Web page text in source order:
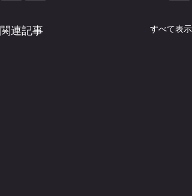
関連記事 すべて表示